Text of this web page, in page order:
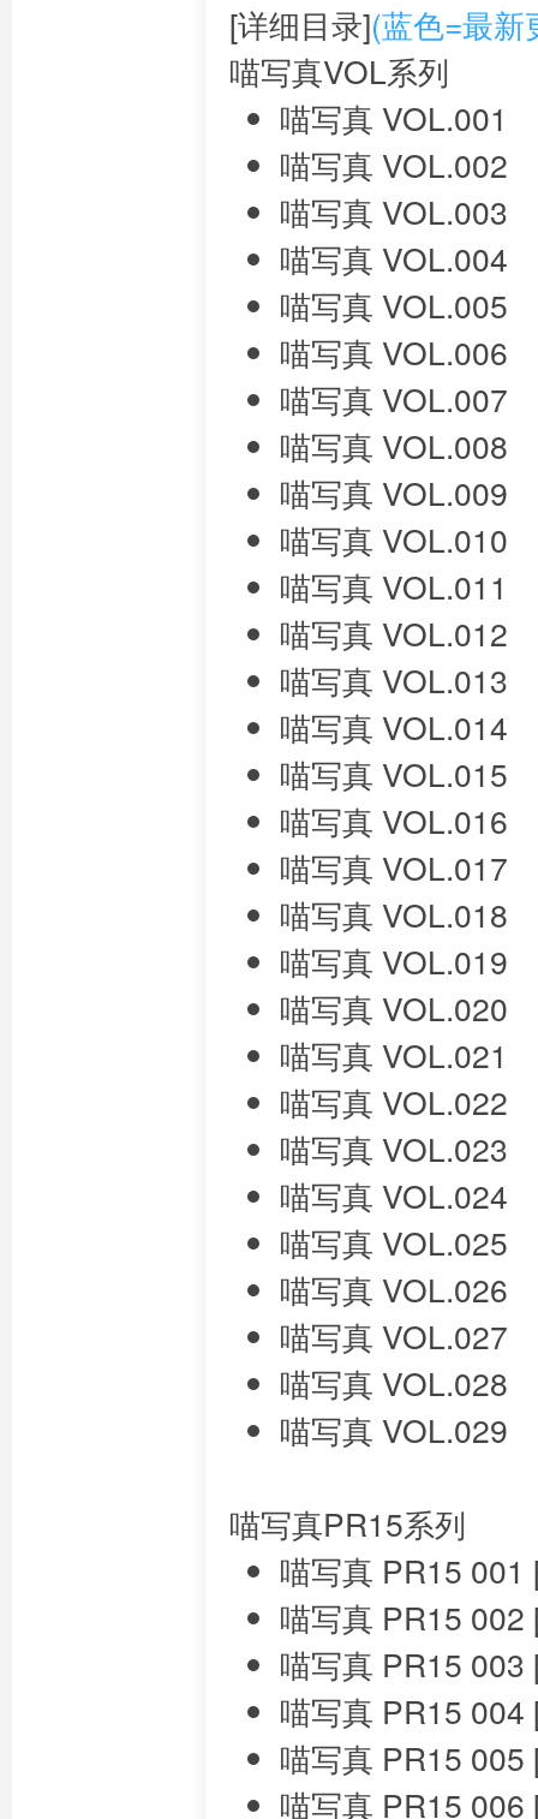
[详细目录](蓝色=最新
喵写真VOL系列
喵写真 VOL.001
喵写真 VOL.002
喵写真 VOL.003
喵写真 VOL.004
喵写真 VOL.005
喵写真 VOL.006
喵写真 VOL.007
喵写真 VOL.008
喵写真 VOL.009
喵写真 VOL.010
喵写真 VOL.011
喵写真 VOL.012
喵写真 VOL.013
喵写真 VOL.014
喵写真 VOL.015
喵写真 VOL.016
喵写真 VOL.017
喵写真 VOL.018
喵写真 VOL.019
喵写真 VOL.020
喵写真 VOL.021
喵写真 VOL.022
喵写真 VOL.023
喵写真 VOL.024
喵写真 VOL.025
喵写真 VOL.026
喵写真 VOL.027
喵写真 VOL.028
喵写真 VOL.029
喵写真PR15系列
喵写真 PR15 001
喵写真 PR15 002
喵写真 PR15 003
喵写真 PR15 004
喵写真 PR15 005
喵写真 PR15 006